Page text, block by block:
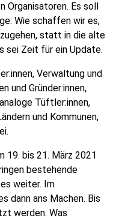
Organisatoren. Es soll
Wie schaffen wir es,
statt in die alte
sei Zeit für ein Update.
Verwaltung und
und Gründer:innen,
Tüftler:innen,
und Kommunen,
19. bis 21. März 2021
bestehende
weiter. Im
dann ans Machen. Bis
werden. Was